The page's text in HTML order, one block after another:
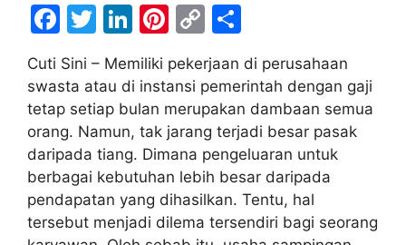
F
a
c
e
b
o
o
k
T
w
itt
er
Li
n
k
e
dI
n
Pi
nt
er
e
st
C
o
p
y
Li
n
k
h
ar
e
Cuti Sini – Memiliki pekerjaan di perusahaan
swasta atau di instansi pemerintah dengan gaji
tetap setiap bulan merupakan dambaan semua
orang. Namun, tak jarang terjadi besar pasak
daripada tiang. Dimana pengeluaran untuk
berbagai kebutuhan lebih besar daripada
pendapatan yang dihasilkan. Tentu, hal
tersebut menjadi dilema tersendiri bagi seorang